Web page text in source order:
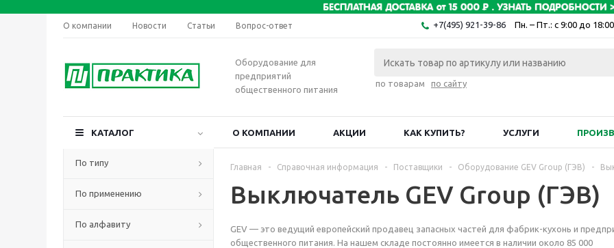
О компании Новости Статьи Вопрос-ответ +7(495) 921-39-86 Пн. – Пт.: с 9:00 до 18:00
Оборудование для
предприятий
общественного питания
по товарам по сайту
КАТАЛОГ О КОМПАНИИ АКЦИИ КАК КУПИТЬ? УСЛУГИ
По типу
По применению
По алфавиту
Главная - Справочная информация - Поставщики - Оборудование GEV Group (ГЭВ) -
Выключатель GEV Group (ГЭВ)
GEV — это ведущий европейский продавец запасных частей для фабрик-кухонь и
общественного питания. На нашем складе постоянно имеется в наличии около 85 000